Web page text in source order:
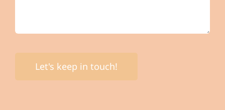
Let's keep in touch!